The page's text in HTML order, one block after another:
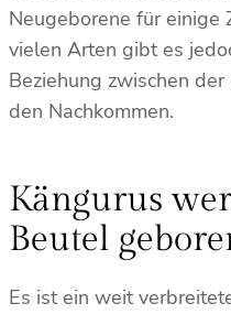
Neugeborene für einige
vielen Arten gibt es
Beziehung zwischen
den Nachkommen.
Kängurus
Beutel
Es ist ein weit